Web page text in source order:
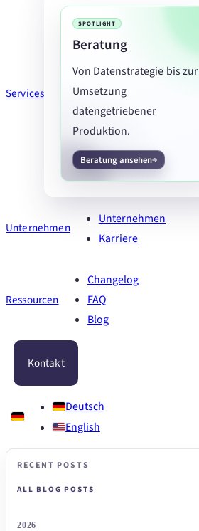
Services
SPOTLIGHT
Beratung
Von Datenstrategie bis zur
Umsetzung
datengetriebener
Produktion.
Beratung ansehen
Unternehmen
Unternehmen
Karriere
Ressourcen
Changelog
FAQ
Blog
Kontakt
Deutsch
English
RECENT POSTS
ALL BLOG POSTS
2026